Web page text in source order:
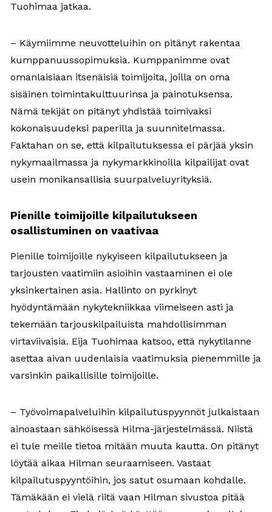
Tuohimaa jatkaa.
– Käymiimme neuvotteluihin on pitänyt rakentaa
kumppanuussopimuksia. Kumppanimme ovat
omanlaisiaan itsenäisiä toimijoita, joilla on oma
sisäinen toimintakulttuurinsa ja painotuksensa.
Nämä tekijät on pitänyt yhdistää toimivaksi
kokonaisuudeksi paperilla ja suunnitelmassa.
Faktahan on se, että kilpailutuksessa ei pärjää yksin
nykymaailmassa ja nykymarkkinoilla kilpailijat ovat
usein monikansallisia suurpalveluyrityksiä.
Pienille toimijoille kilpailutukseen
osallistuminen on vaativaa
Pienille toimijoille nykyiseen kilpailutukseen ja
tarjousten vaatimiin asioihin vastaaminen ei ole
yksinkertainen asia. Hallinto on pyrkinyt
hyödyntämään nykytekniikkaa viimeiseen asti ja
tekemään tarjouskilpailuista mahdollisimman
virtaviivaisia. Eija Tuohimaa katsoo, että nykytilanne
asettaa aivan uudenlaisia vaatimuksia pienemmille ja
varsinkin paikallisille toimijoille.
– Työvoimapalveluihin kilpailutuspyynnöt julkaistaan
ainoastaan sähköisessä Hilma-järjestelmässä. Niistä
ei tule meille tietoa mitään muuta kautta. On pitänyt
löytää aikaa Hilman seuraamiseen. Vastaat
kilpailutuspyyntöihin, jos satut osumaan kohdalle.
Tämäkään ei vielä riitä vaan Hilman sivustoa pitää